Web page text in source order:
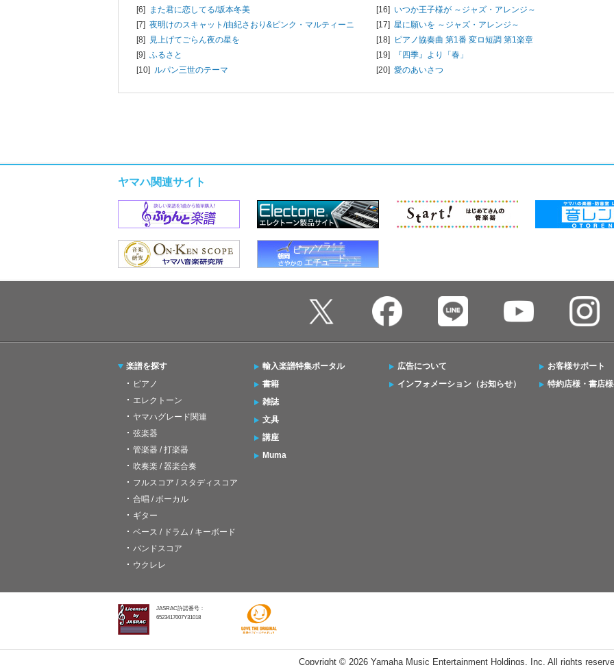
[6] また君に恋してる/坂本冬美
[7] 夜明けのスキャット/由紀さおり&ピンク・マルティーニ
[8] 見上げてごらん夜の星を
[9] ふるさと
[10] ルパン三世のテーマ
[16] いつか王子様が ～ジャズ・アレンジ～
[17] 星に願いを ～ジャズ・アレンジ～
[18] ピアノ協奏曲 第1番 変ロ短調 第1楽章
[19]
『四季』より「春」
[20] 愛のあいさつ
ヤマハ関連サイト
楽譜を探す
ピアノ
エレクトーン
ヤマハグレード関連
弦楽器
管楽器 / 打楽器
吹奏楽 / 器楽合奏
フルスコア / スタディスコア
合唱 / ボーカル
ギター
ベース / ドラム / キーボード
バンドスコア
ウクレレ
輸入楽譜特集ポータル
書籍
雑誌
文具
講座
Muma
広告について
インフォメーション（お知らせ）
お客様サポート
特約店様・書店
JASRAC許諾番号：
6523417007Y31018
Copyright © 2026 Yamaha Music Entertainment Holdings, Inc. All rights